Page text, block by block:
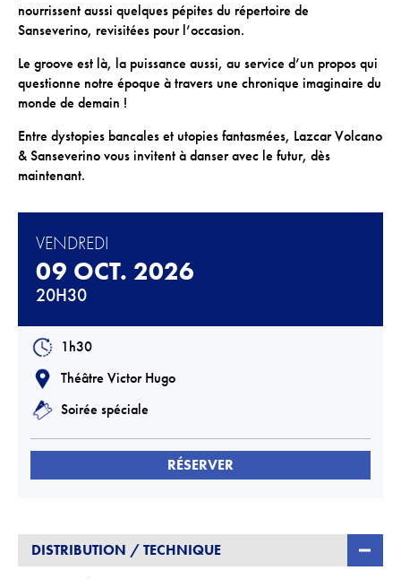
Réservation
Contacts / Accès
Téléchargements
Lettre d'info
nourrissent aussi quelques pépites du répertoire de
Sanseverino, revisitées pour l’occasion.
Le groove est là, la puissance aussi, au service d’un propos qui
questionne notre époque à travers une chronique imaginaire du
monde de demain !
Entre dystopies bancales et utopies fantasmées, Lazcar Volcano
& Sanseverino vous invitent à danser avec le futur, dès
maintenant.
VENDREDI
09 OCT. 2026
20H30
1h30
Théâtre Victor Hugo
Soirée spéciale
RÉSERVER
DISTRIBUTION / TECHNIQUE